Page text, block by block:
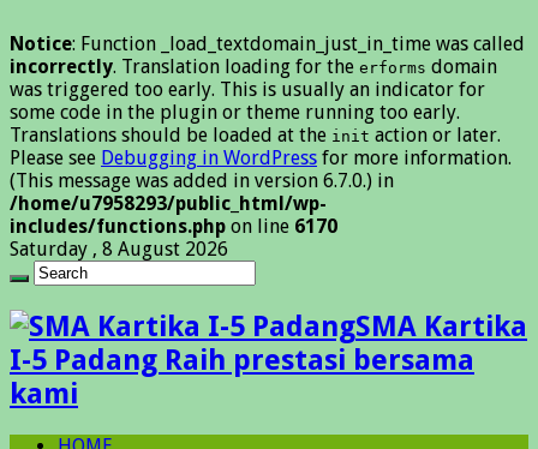
Notice: Function _load_textdomain_just_in_time was called
incorrectly. Translation loading for the erforms domain
was triggered too early. This is usually an indicator for
some code in the plugin or theme running too early.
Translations should be loaded at the init action or later.
Please see Debugging in WordPress for more information.
(This message was added in version 6.7.0.) in
/home/u7958293/public_html/wp-
includes/functions.php on line 6170
Saturday , 8 August 2026
SMA Kartika
I-5 Padang Raih prestasi bersama
kami